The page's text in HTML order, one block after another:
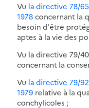
Vu la directive 78/
1978concernant la
besoin d'être
aptes à la vie des
Vu la directive 79/
concernant la
Vu la directive 79/
1979 relative à la
conchylicoles ;